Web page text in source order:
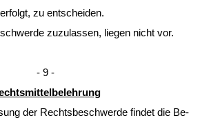
zu ent­schei­den.
zu­zu­las­sen, lie­gen nicht vor.
- 9 -
der Rechts­be­schwer­de fin­det die Be­